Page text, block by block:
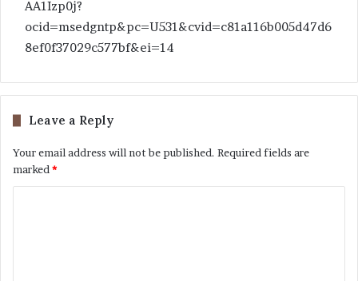
AA1Izp0j?
ocid=msedgntp&pc=U531&cvid=c81a116b005d47d6
8ef0f37029c577bf&ei=14
Leave a Reply
Your email address will not be published. Required fields are
marked*